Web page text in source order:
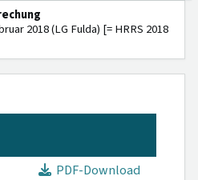
2018 (LG Fulda) [= HRRS 2018
PDF-Download